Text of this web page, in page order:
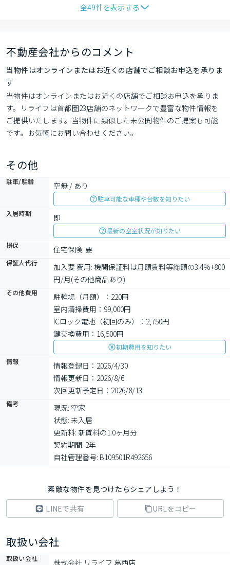
全49件を表示する
不動産会社からのコメント
当物件はオンラインまたはお近くの店舗でご相談お申込を承りま
す
当物件はオンラインまたはお近くの店舗でご相談お申込を承りま
す。リライフは首都圏23店舗のネットワークで豊富な物件情報を
ご提供いたします。当物件に類似した未公開物件のご提案も可能
です。お気軽にお問い合わせください。
その他
駐車/駐輪 空無 / あり
駐車可能な車種や台数を知りたい
入居時期
即
最新の空室状況が知りたい
損保
住宅保険: 要
保証人代行
加入要 費用: 機関保証料は月額賃料等総額の3.4％+800
円/月(その他商品あり)
その他費用
駐輪場（月額）：220円
室内清掃費用：99,000円
ICロック電池（初回のみ）：2,750円
鍵交換費用：16,500円
初期費用を知りたい
情報
情報登録日：2026/4/30
情報更新日：2026/8/6
次回更新予定日：2026/8/13
備考
現況: 空家
状態: 未入居
更新料: 新賃料の1.0ヶ月分
契約期間: 2年
自社管理番号: B109501R492656
素敵な物件を見つけたらシェアしよう！
LINEで共有
URLをコピー
取扱い会社
取扱い会社 株式会社 リライフ 葛西店